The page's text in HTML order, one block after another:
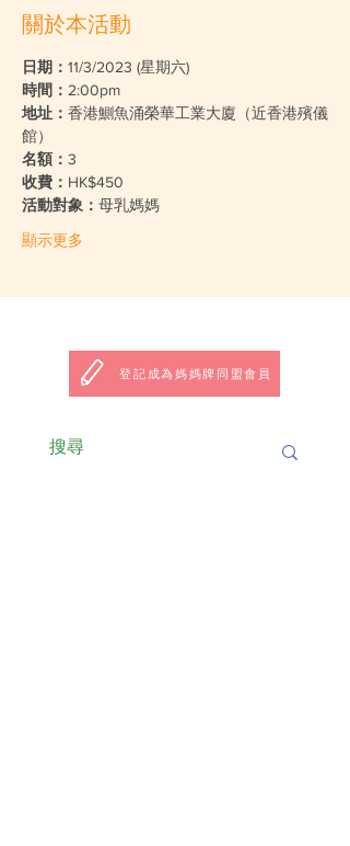
關於本活動
日期： 11/3/2023 (星期六)
時間： 2:00pm
地址： 香港鰂魚涌榮華工業大廈（近香港殯儀
館）
名額： 3
收費： HK$450
活動對象： 母乳媽媽
顯示更多
登記成為媽媽牌同盟會員